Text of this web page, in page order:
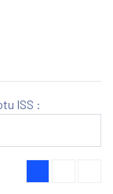
ISS :